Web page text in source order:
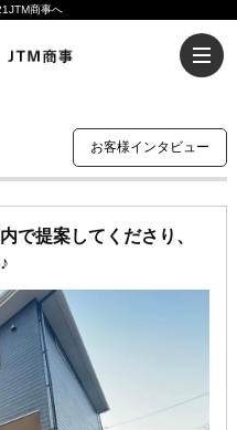
商事へ
お客様インタビュー
で提案してくださり、